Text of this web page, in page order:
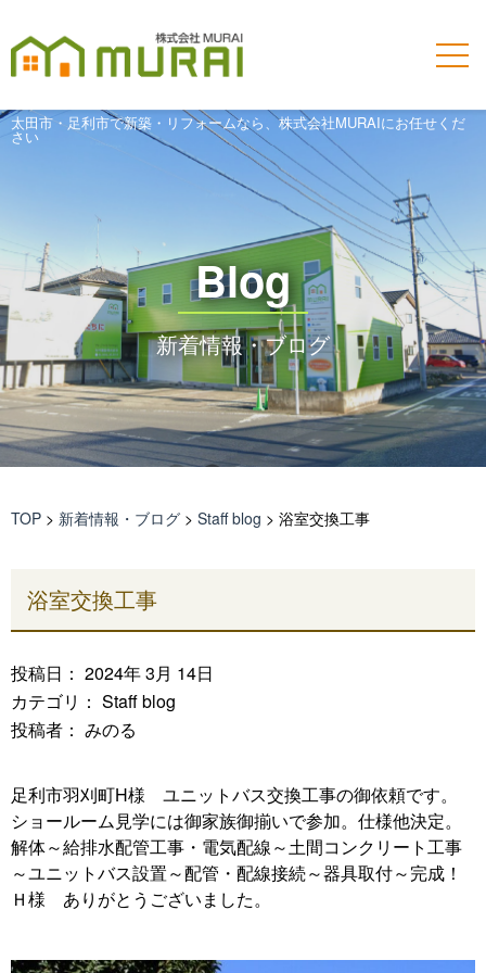
太田市・足利市で新築・リフォームなら、株式会社MURAIにお任せくだ
さい
Blog
新着情報・ブログ
TOP > 新着情報・ブログ > Staff blog > 浴室交換工事
浴室交換工事
投稿日： 2024年 3月 14日
カテゴリ： Staff blog
投稿者： みのる
足利市羽刈町H様 ユニットバス交換工事の御依頼です。
ショールーム見学には御家族御揃いで参加。仕様他決定。
解体～給排水配管工事・電気配線～土間コンクリート工事
～ユニットバス設置～配管・配線接続～器具取付～完成！
Ｈ様 ありがとうございました。